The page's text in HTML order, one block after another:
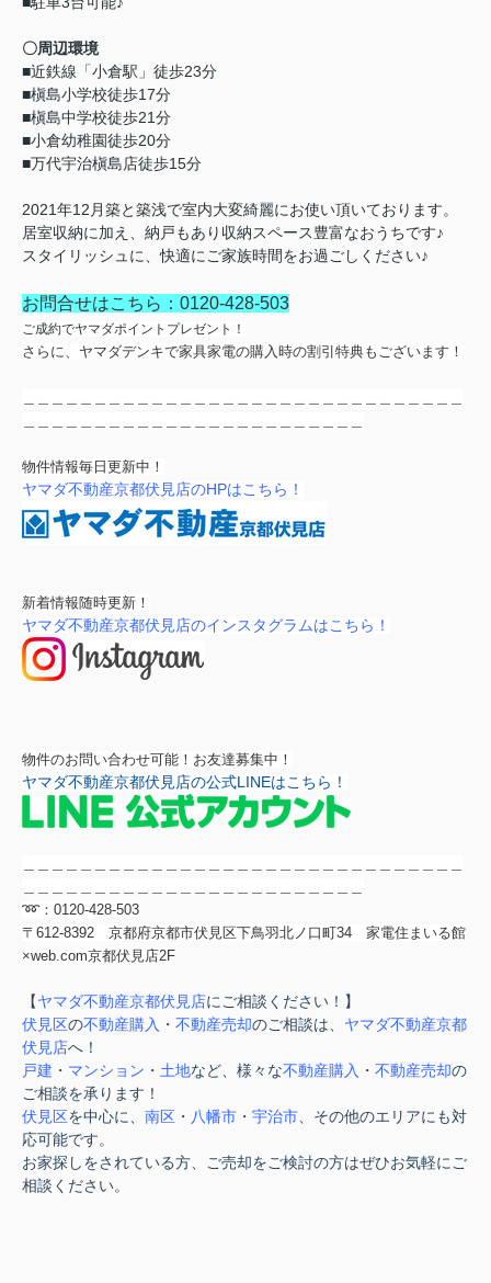
〇周辺環境
■近鉄線「小倉駅」徒歩23分
■槇島小学校徒歩17分
■槇島中学校徒歩21分
■小倉幼稚園徒歩20分
■万代宇治槇島店徒歩15分
2021年12月築と築浅で室内大変綺麗にお使い頂いております。
居室収納に加え、納戸もあり収納スペース豊富なおうちです♪
スタイリッシュに、快適にご家族時間をお過ごしください♪
お問合せはこちら：0120-428-503
ご成約でヤマダポイントプレゼント！
さらに、ヤマダデンキで家具家電の購入時の割引特典もございます！
物件情報毎日更新中！
ヤマダ不動産京都伏見店のHPはこちら！
新着情報随時更新！
ヤマダ不動産京都伏見店のインスタグラムはこちら！
物件のお問い合わせ可能！お友達募集中！
ヤマダ不動産京都伏見店の公式LINEはこちら！
➿：0120-428-503
〒612-8392 京都府京都市伏見区下鳥羽北ノ口町34 家電住まいる館
×web.com京都伏見店2F
【ヤマダ不動産京都伏見店にご相談ください！】
伏見区の不動産購入 ・ 不動産売却のご相談は、 ヤマダ不動産京都
伏見店へ！
戸建 ・ マンション ・ 土地など、様々な不動産購入 ・ 不動産売却の
ご相談を承ります！
伏見区を中心に、 南区 ・ 八幡市 ・ 宇治市、その他のエリアにも対
応可能です。
お家探しをされている方、ご売却をご検討の方はぜひお気軽にご
相談ください。